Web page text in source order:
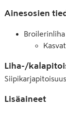
Ainesosien
Broilerinliha
Liha-/
Siipikarjapitoisuus
Lisäaineet